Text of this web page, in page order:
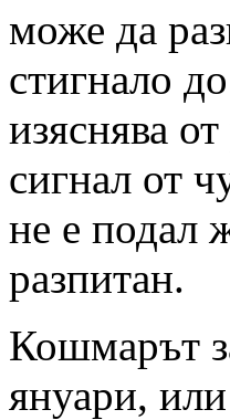
може да
стигнало
изяснява
сигнал от
не е подал
разпитан.
Кошмарът
януари,